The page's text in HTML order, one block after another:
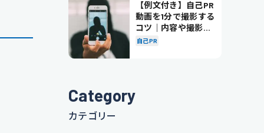
【例文付き】自己PR
動画を1分で撮影する
コツ｜内容や撮影の
ポイントも解説
自己PR
Category
カテゴリー